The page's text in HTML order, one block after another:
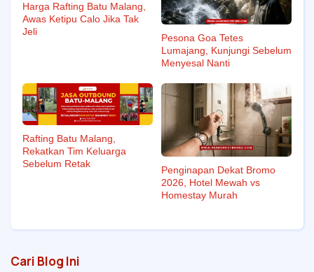
Harga Rafting Batu Malang,
Awas Ketipu Calo Jika Tak
Jeli
Pesona Goa Tetes
Lumajang, Kunjungi Sebelum
Menyesal Nanti
Rafting Batu Malang,
Rekatkan Tim Keluarga
Sebelum Retak
Penginapan Dekat Bromo
2026, Hotel Mewah vs
Homestay Murah
Cari Blog Ini